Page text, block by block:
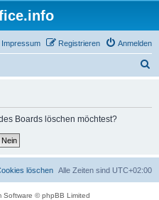
Anmelden
Registrieren
Impressum
Boards löschen möchtest?
Alle Zeiten sind UTC+02:00
löschen
Software © phpBB Limited